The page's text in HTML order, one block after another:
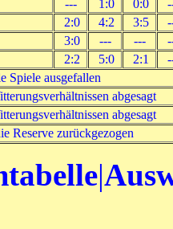
--- 1:0 0:0
2:0 4:2 3:5
3:0 --- ---
2:2 5:0 2:1
Spiele ausgefallen
abgesagt
abgesagt
Reserve zurückgezogen
|